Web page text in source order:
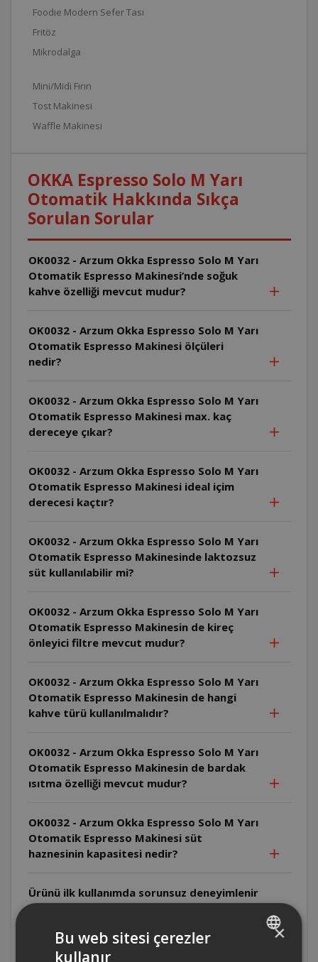
Foodie Modern Sefer Tası
Fritöz
Mikrodalga
Mini/Midi Fırın
Tost Makinesi
Waffle Makinesi
OKKA Espresso Solo M Yarı
Otomatik Hakkında Sıkça
Sorulan Sorular
OK0032 - Arzum Okka Espresso Solo M Yarı
Otomatik Espresso Makinesi’nde soğuk
kahve özelliği mevcut mudur?
OK0032 - Arzum Okka Espresso Solo M Yarı
Otomatik Espresso Makinesi ölçüleri
nedir?
OK0032 - Arzum Okka Espresso Solo M Yarı
Otomatik Espresso Makinesi max. kaç
dereceye çıkar?
OK0032 - Arzum Okka Espresso Solo M Yarı
Otomatik Espresso Makinesi ideal içim
derecesi kaçtır?
OK0032 - Arzum Okka Espresso Solo M Yarı
Otomatik Espresso Makinesinde laktozsuz
süt kullanılabilir mi?
OK0032 - Arzum Okka Espresso Solo M Yarı
Otomatik Espresso Makinesin de kireç
önleyici filtre mevcut mudur?
OK0032 - Arzum Okka Espresso Solo M Yarı
Otomatik Espresso Makinesin de hangi
kahve türü kullanılmalıdır?
OK0032 - Arzum Okka Espresso Solo M Yarı
Otomatik Espresso Makinesin de bardak
ısıtma özelliği mevcut mudur?
OK0032 - Arzum Okka Espresso Solo M Yarı
Otomatik Espresso Makinesi süt
haznesinin kapasitesi nedir?
Ürünü ilk kullanımda sorunsuz deneyimlenir
iken, ikinci kullanımda kahveyi ısıtmıyor.Bu
×
Bu web sitesi çerezler
kullanır